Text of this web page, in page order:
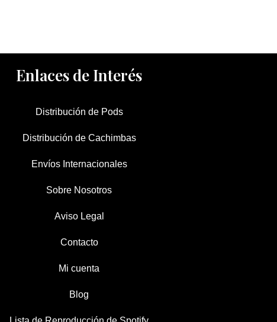
Enlaces de Interés
Distribución de Pods
Distribución de Cachimbas
Envíos Internacionales
Sobre Nosotros
Aviso Legal
Contacto
Mi cuenta
Blog